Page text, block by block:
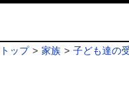
トップ 家族 子ども達の